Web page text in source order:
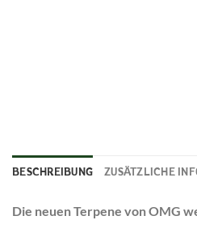
BESCHREIBUNG ZUSÄTZLICHE
Die neuen Terpene von OMG